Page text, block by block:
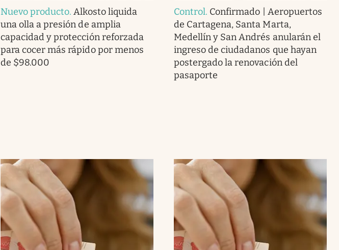
Nuevo producto.Alkosto liquida
una olla a presión de amplia
capacidad y protección reforzada
para cocer más rápido por menos
de $98.000
Control. Confirmado | Aeropuertos
de Cartagena, Santa Marta,
Medellín y San Andrés anularán el
ingreso de ciudadanos que hayan
postergado la renovación del
pasaporte